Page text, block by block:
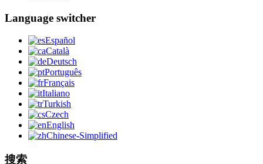
Language switcher
Español
Català
Deutsch
Português
Français
Italiano
Turkish
Czech
English
Chinese-Simplified
搜索